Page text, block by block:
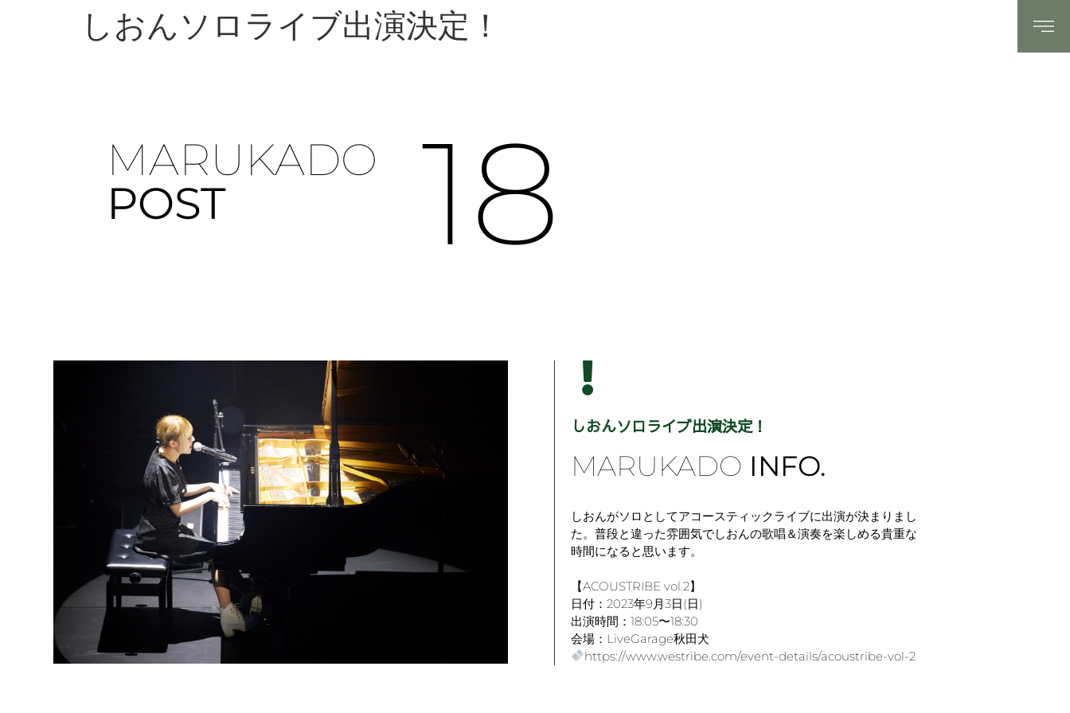
しおんソロライブ出演決定！
MARUKADO
POST
18
しおんソロライブ出演決定！
MARUKADO INFO.
しおんがソロとしてアコースティックライブに出演が決まりまし
た。普段と違った雰囲気でしおんの歌唱＆演奏を楽しめる貴重な
時間になると思います。
【ACOUSTRIBE vol.2】
日付：2023年9月3日(日)
出演時間：18:05〜18:30
会場：LiveGarage秋田犬
https://www.westribe.com/event-details/acoustribe-vol-2